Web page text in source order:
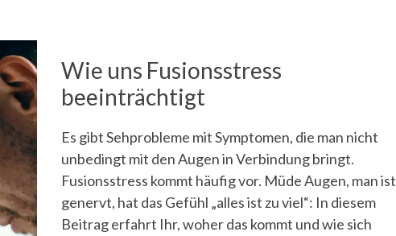
Wie uns Fusionsstress
beeinträchtigt
Es gibt Sehprobleme mit Symptomen, die man nicht
unbedingt mit den Augen in Verbindung bringt.
Fusionsstress kommt häufig vor. Müde Augen, man ist
genervt, hat das Gefühl „alles ist zu viel“: In diesem
Beitrag erfahrt Ihr, woher das kommt und wie sich